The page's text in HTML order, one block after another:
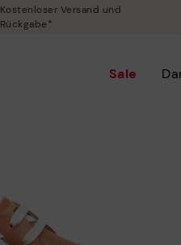
Kostenloser Versand und
Rückgabe*
Sale